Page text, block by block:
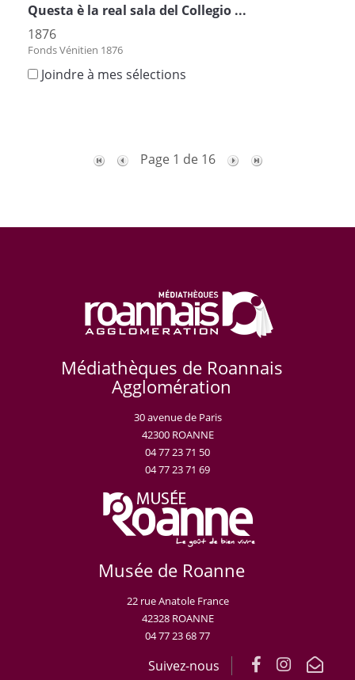
Questa è la real sala del Collegio ...
1876
Fonds Vénitien 1876
Joindre à mes sélections
Page 1 de 16
Médiathèques de Roannais
Agglomération
30 avenue de Paris
42300 ROANNE
04 77 23 71 50
04 77 23 71 69
Musée de Roanne
22 rue Anatole France
42328 ROANNE
04 77 23 68 77
Suivez-nous